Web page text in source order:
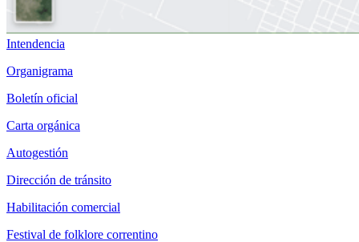
Intendencia
Organigrama
Boletín oficial
Carta orgánica
Autogestión
Dirección de tránsito
Habilitación comercial
Festival de folklore correntino